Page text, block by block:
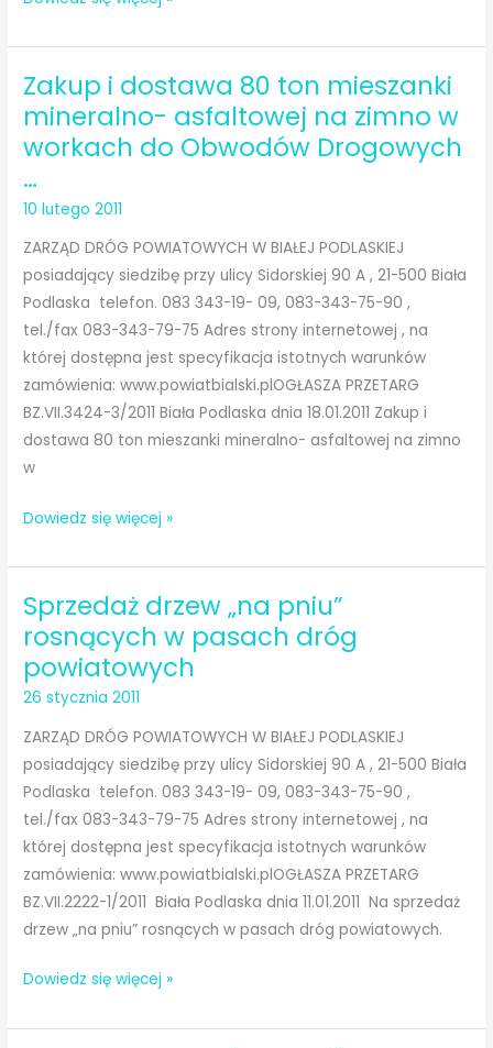
sukcesywną
dostawę
170
emulsji
asfaltowej
szybkorozpadowej
65%
do
Obwodów
Drogowych
w
Białej
Podlaskiej
,
Międzyrzecu
,Sławatyczach
Terespolu.
Zakup i dostawa 80 ton mieszanki
mineralno- asfaltowej na zimno w
workach do Obwodów Drogowych
…
10 lutego 2011
ZARZĄD DRÓG POWIATOWYCH W BIAŁEJ PODLASKIEJ
posiadający siedzibę przy ulicy Sidorskiej 90 A , 21-500 Biała
Podlaska telefon. 083 343-19- 09, 083-343-75-90 ,
tel./fax 083-343-79-75 Adres strony internetowej , na
której dostępna jest specyfikacja istotnych warunków
zamówienia: www.powiatbialski.plOGŁASZA PRZETARG
BZ.VII.3424-3/2011 Biała Podlaska dnia 18.01.2011 Zakup i
dostawa 80 ton mieszanki mineralno- asfaltowej na zimno
w
Zakup
dostawa
80
ton
mieszanki
mineralno-
asfaltowej
na
zimno
w
workach
do
Obwodów
Drogowych
…
Dowiedz się więcej »
Sprzedaż drzew „na pniu”
rosnących w pasach dróg
powiatowych
26 stycznia 2011
ZARZĄD DRÓG POWIATOWYCH W BIAŁEJ PODLASKIEJ
posiadający siedzibę przy ulicy Sidorskiej 90 A , 21-500 Biała
Podlaska telefon. 083 343-19- 09, 083-343-75-90 ,
tel./fax 083-343-79-75 Adres strony internetowej , na
której dostępna jest specyfikacja istotnych warunków
zamówienia: www.powiatbialski.plOGŁASZA PRZETARG
BZ.VII.2222-1/2011 Biała Podlaska dnia 11.01.2011 Na sprzedaż
drzew „na pniu” rosnących w pasach dróg powiatowych.
Sprzedaż
„na
Dowiedz się więcej »